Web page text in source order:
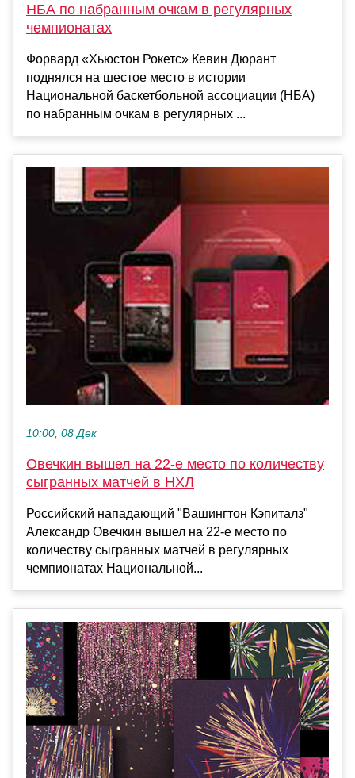
НБА по набранным очкам в регулярных
чемпионатах
Форвард «Хьюстон Рокетс» Кевин Дюрант
поднялся на шестое место в истории
Национальной баскетбольной ассоциации (НБА)
по набранным очкам в регулярных ...
10:00, 08 Дек
Овечкин вышел на 22-е место по количеству
сыгранных матчей в НХЛ
Российский нападающий "Вашингтон Кэпиталз"
Александр Овечкин вышел на 22-е место по
количеству сыгранных матчей в регулярных
чемпионатах Национальной...